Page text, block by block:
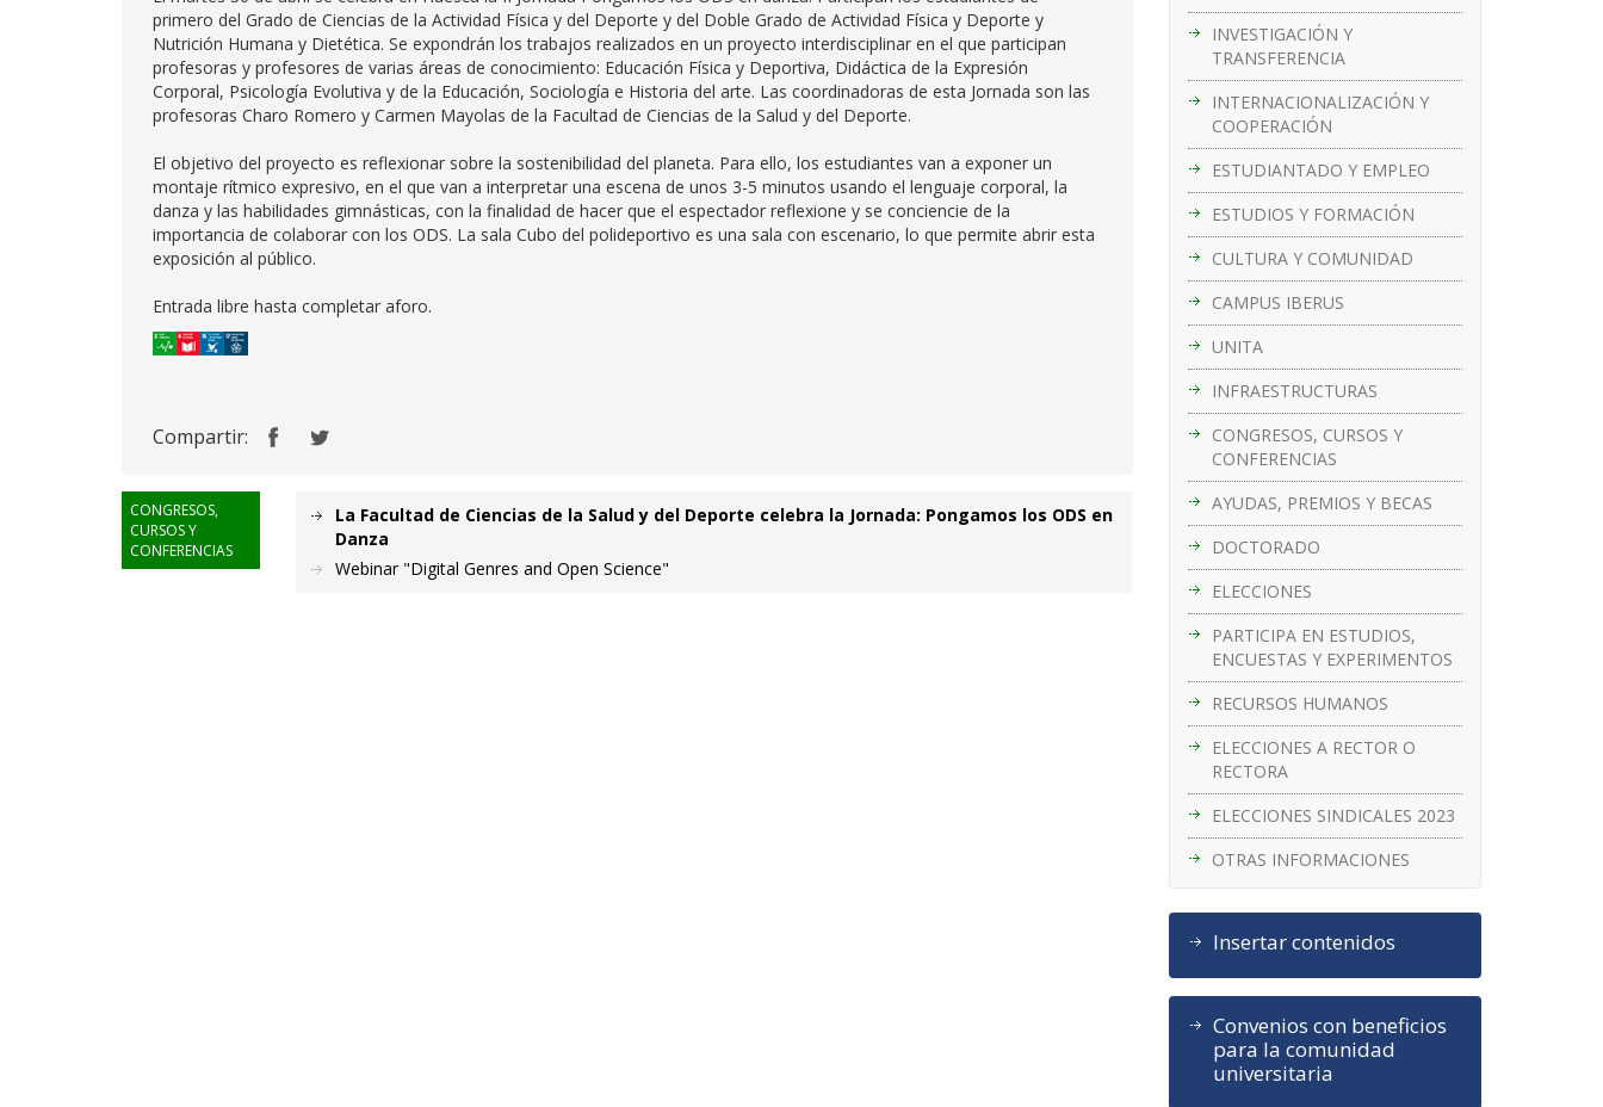
INVESTIGACIÓN Y
TRANSFERENCIA
INTERNACIONALIZACIÓN Y
COOPERACIÓN
ESTUDIANTADO Y EMPLEO
ESTUDIOS Y FORMACIÓN
CULTURA Y COMUNIDAD
CAMPUS IBERUS
UNITA
INFRAESTRUCTURAS
CONGRESOS, CURSOS Y
CONFERENCIAS
AYUDAS, PREMIOS Y BECAS
DOCTORADO
ELECCIONES
PARTICIPA EN ESTUDIOS,
ENCUESTAS Y EXPERIMENTOS
RECURSOS HUMANOS
ELECCIONES A RECTOR O
RECTORA
ELECCIONES SINDICALES 2023
OTRAS INFORMACIONES
Insertar contenidos
Convenios con beneficios
para la comunidad
universitaria
primero del Grado de Ciencias de la Actividad Física y del Deporte y del Doble Grado de Actividad Física y Deporte y
Nutrición Humana y Dietética. Se expondrán los trabajos realizados en un proyecto interdisciplinar en el que participan
profesoras y profesores de varias áreas de conocimiento: Educación Física y Deportiva, Didáctica de la Expresión
Corporal, Psicología Evolutiva y de la Educación, Sociología e Historia del arte. Las coordinadoras de esta Jornada son las
profesoras Charo Romero y Carmen Mayolas de la Facultad de Ciencias de la Salud y del Deporte.
El objetivo del proyecto es reflexionar sobre la sostenibilidad del planeta. Para ello, los estudiantes van a exponer un
montaje rítmico expresivo, en el que van a interpretar una escena de unos 3-5 minutos usando el lenguaje corporal, la
danza y las habilidades gimnásticas, con la finalidad de hacer que el espectador reflexione y se conciencie de la
importancia de colaborar con los ODS. La sala Cubo del polideportivo es una sala con escenario, lo que permite abrir esta
exposición al público.
Entrada libre hasta completar aforo.
Compartir:
CONGRESOS,
CURSOS Y
CONFERENCIAS
La Facultad de Ciencias de la Salud y del Deporte celebra la Jornada: Pongamos los ODS en
Danza
Webinar "Digital Genres and Open Science"